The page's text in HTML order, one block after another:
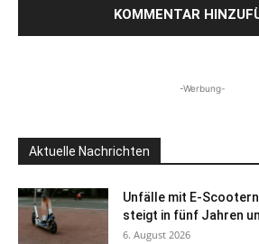
-Werbung-
Aktuelle Nachrichten
Unfälle mit E-Scootern
steigt in fünf Jahren
6. August 2026